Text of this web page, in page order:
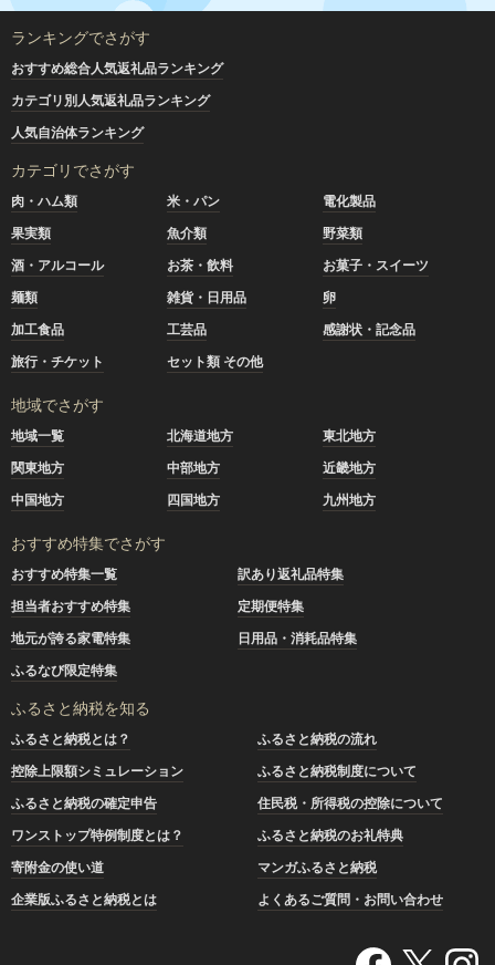
ランキングでさがす
おすすめ総合人気返礼品ランキング
カテゴリ別人気返礼品ランキング
人気自治体ランキング
カテゴリでさがす
肉・ハム類 米・パン
電化製品
果実類
魚介類
野菜類
酒・アルコール
お茶・飲料
お菓子・スイーツ
麺類
雑貨・日用品
卵
加工食品
工芸品
感謝状・記念品
旅行・チケット
セット類 その他
地域でさがす
地域一覧 北海道地方
東北地方
関東地方
中部地方
近畿地方
中国地方
四国地方 九州地方
おすすめ特集でさがす
おすすめ特集一覧
訳あり返礼品特集
担当者おすすめ特集
定期便特集
地元が誇る家電特集
日用品・消耗品特集
ふるなび限定特集
ふるさと納税を知る
ふるさと納税とは？
ふるさと納税の流れ
控除上限額シミュレーション
ふるさと納税制度について
ふるさと納税の確定申告
住民税・所得税の控除について
ワンストップ特例制度とは？
ふるさと納税のお礼特典
寄附金の使い道
マンガふるさと納税
企業版ふるさと納税とは
よくあるご質問・お問い合わせ